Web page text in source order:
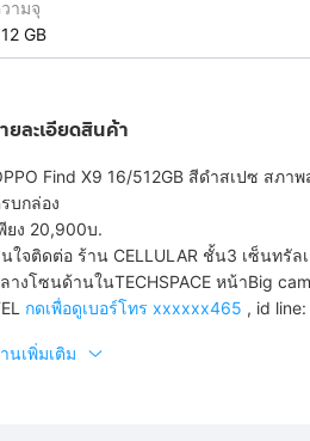
ามจุ
GB
ยละเอียดสินค้า
Find X9 16/512GB สีดำสเปซ สภ
บกล่อง
ยง 20,900บ.
ใจติดต่อ ร้าน CELLULAR ชั้น3 เซ็นทรัล
างโซนด้านในTECHSPACE หน้าBig
กดเพื่อดูเบอร์โทร xxxxxx465 , id
นเพิ่มเติม